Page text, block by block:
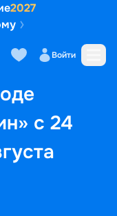
2027
Войти
с 24
Маршрут и